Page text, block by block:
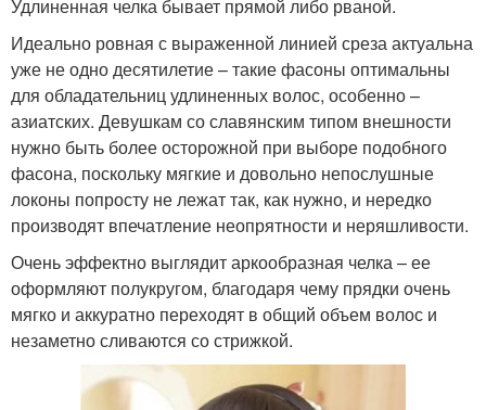
Удлиненная челка бывает прямой либо рваной.
Идеально ровная с выраженной линией среза актуальна
уже не одно десятилетие – такие фасоны оптимальны
для обладательниц удлиненных волос, особенно –
азиатских. Девушкам со славянским типом внешности
нужно быть более осторожной при выборе подобного
фасона, поскольку мягкие и довольно непослушные
локоны попросту не лежат так, как нужно, и нередко
производят впечатление неопрятности и неряшливости.
Очень эффектно выглядит аркообразная челка – ее
оформляют полукругом, благодаря чему прядки очень
мягко и аккуратно переходят в общий объем волос и
незаметно сливаются со стрижкой.